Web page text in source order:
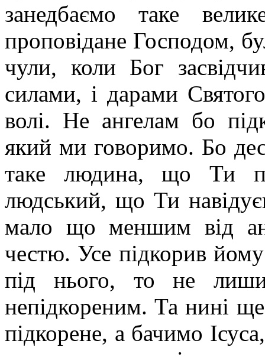
занедбаємо таке
проповідане Господом,
чули, коли Бог
силами, і дарами
волі. Не ангелам бо
який ми говоримо. Бо
таке людина, що Ти
людський, що Ти
мало що меншим від
честю. Усе підкорив
під нього, то не
непідкореним. Та нині
підкорене, а бачимо